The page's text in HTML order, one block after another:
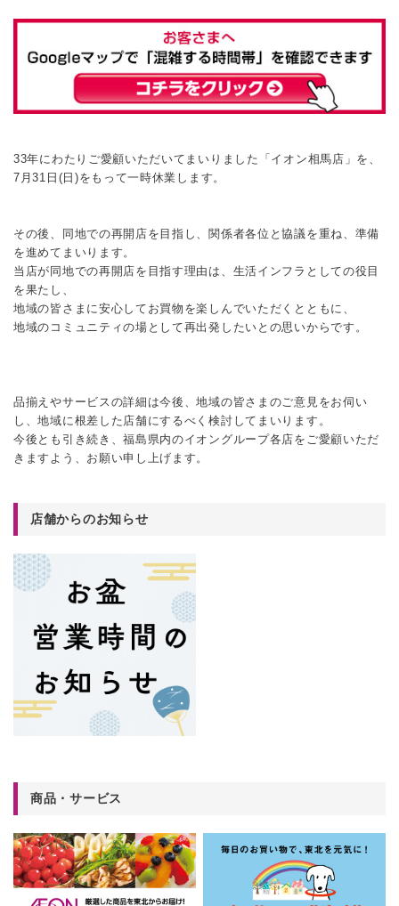
33年にわたりご愛顧いただいてまいりました「イオン相馬店」を、
7月31日(日)をもって一時休業します。
その後、同地での再開店を目指し、関係者各位と協議を重ね、準備
を進めてまいります。
当店が同地での再開店を目指す理由は、生活インフラとしての役目
を果たし、
地域の皆さまに安心してお買物を楽しんでいただくとともに、
地域のコミュニティの場として再出発したいとの思いからです。
品揃えやサービスの詳細は今後、地域の皆さまのご意見をお伺い
し、地域に根差した店舗にするべく検討してまいります。
今後とも引き続き、福島県内のイオングループ各店をご愛顧いただ
きますよう、お願い申し上げます。
店舗からのお知らせ
商品・サービス